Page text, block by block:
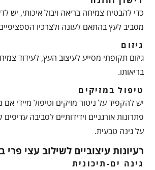
כדי להבטיח צמיחה בריאה ויבול איכותי, יש
מסביב לעץ בהתאם לעונה ולצרכיו
גיזום
גיזום תקופתי מסייע לעיצוב העץ, לעידוד
בריאותו.
טיפול במזיקים
יש להקפיד על ניטור מזיקים וטיפול מיידי אם
פתרונות אורגניים וידידותיים לסביבה
על גינה טבעית.
רעיונות עיצוביים לשילוב עצי פרי
גינה ים-תיכונית